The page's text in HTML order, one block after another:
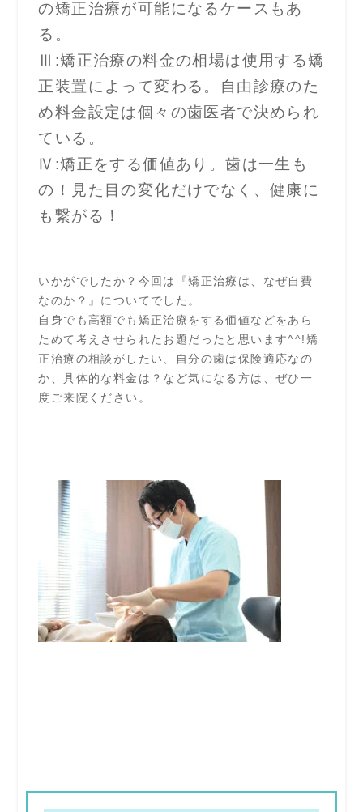
の矯正治療が可能になるケースもあ
る。
Ⅲ:矯正治療の料金の相場は使用する矯
正装置によって変わる。自由診療のた
め料金設定は個々の歯医者で決められ
ている。
Ⅳ:矯正をする価値あり。歯は一生も
の！見た目の変化だけでなく、健康に
も繋がる！
いかがでしたか？今回は『矯正治療は、なぜ自費
なのか？』についてでした。
自身でも高額でも矯正治療をする価値などをあら
ためて考えさせられたお題だったと思います^^!矯
正治療の相談がしたい、自分の歯は保険適応なの
か、具体的な料金は？など気になる方は、ぜひ一
度ご来院ください。